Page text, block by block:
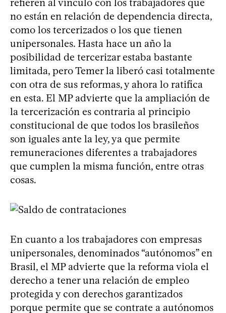
no están en relación de dependencia directa,
como los tercerizados o los que tienen
unipersonales. Hasta hace un año la
posibilidad de tercerizar estaba bastante
limitada, pero Temer la liberó casi totalmente
con otra de sus reformas, y ahora lo ratifica
en esta. El MP advierte que la ampliación de
la tercerización es contraria al principio
constitucional de que todos los brasileños
son iguales ante la ley, ya que permite
remuneraciones diferentes a trabajadores
que cumplen la misma función, entre otras
cosas.
En cuanto a los trabajadores con empresas
unipersonales, denominados “autónomos” en
Brasil, el MP advierte que la reforma viola el
derecho a tener una relación de empleo
protegida y con derechos garantizados
porque permite que se contrate a autónomos